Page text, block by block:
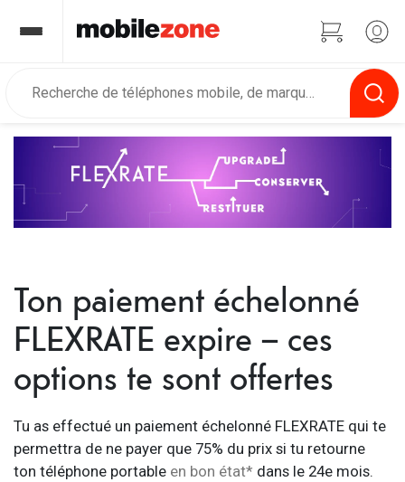
Ton paiement échelonné
FLEXRATE expire – ces
options te sont offertes
Tu as effectué un paiement échelonné FLEXRATE qui te
permettra de ne payer que 75% du prix si tu retourne
ton téléphone portable en bon état* dans le 24e mois.